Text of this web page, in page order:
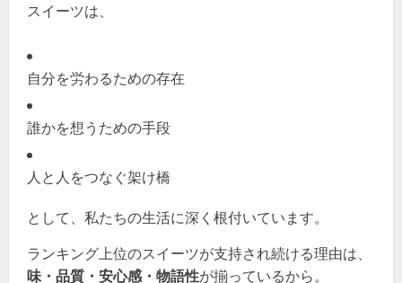
スイーツは、
自分を労わるための存在
誰かを想うための手段
人と人をつなぐ架け橋
として、私たちの生活に深く根付いています。
ランキング上位のスイーツが支持され続ける理由は、
味・品質・安心感・物語性が揃っているから。